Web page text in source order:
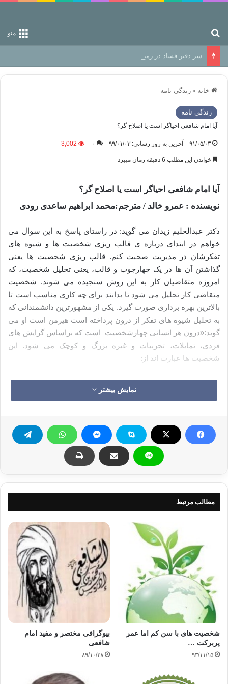
منو
سر دفتر فساد در زمین‌، دوری وکناره‌گیری از راه خداست‌!
خانه » زندگی نامه
زندگی نامه
آیا امام شافعی احیاگر است یا اصلاح گر؟
۹۱/۰۵/۰۳ آخرین به روز رسانی: ۹۹/۰۱/۰۳ ۰ 3,002
خواندن این مطلب 6 دقیقه زمان میبرد
آیا امام شافعی احیاگر است یا اصلاح گر؟
نویسنده : عمرو خالد / مترجم:محمد ابراهیم ساعدی رودی
دکتر عبدالحلیم زیدان می گوید: در راستای پاسخ به این سوال می
خواهم در ابتدای درباره ی قالب ریزی شخصیت ها و شیوه های
تفکرشان در مدیریت صحبت کنم. قالب ریزی شخصیت ها یعنی
گذاشتن آن ها در یک چهارچوب و قالب، یعنی تحلیل شخصیت، که
امروزه متقاضیان کار به این روش سنجیده می شوند. شخصیت
متقاضی کار تحلیل می شود تا بدانند برای چه کاری مناسب است تا
بالاترین بهره برداری صورت گیرد. یکی از مشهورترین دانشمندانی که
به تحلیل شیوه های تفکر از درون پرداخته است هیرمن است او می
گوید:«درون هر انسانی چهارشخصیت است که براساس گرایش های
فردی، تمایلات، تجربیات و غیره بزرگ و کوچک می شود. این
شخصیت ها عبارت اند از:
· شخصیت مجرد و تماثلی
· شخصیت عاطفی و تمایلی
· شخصیت مرتب محافظ
این شخصیت ها در هر انسانی موجود است، ولی موضع گیری های
معینی است که یکی از این شخصیت ها بر شخصیت های دیگر فایق
می آید یا یک شخصیت پس رفت می کند تا دیگری جای او را بگیرد.
شخصیت اول تحلیلی، توضیحی، افزون خواه، منطقی، نقاد، واقع
گرا، روراست، دوست دار آمار و ارقام، دانا به زبان پول و طبیعت
عمل اشیا است.
اما شخصیت تجربی و تخیلی: به کم قانع نیست و می اندیشد ،به بهتر
شدن و تنوع اهمیت می دهد در افکار و ادراک نوآور و اقدام کننده
است، تحلیل می کند، به مخاطره می اندازد ، ریسک می کند، شاید
بی پروایی کند، آداب و سنت ها را به هم می زند و دوست دارد
اطلاعات عالی کسب کند.
نمایش بیشتر
مطالب مرتبط
شخصیت های با سن کم اما عمر
پربرکت …
۹۳/۱۱/۱۵
بیوگرافی مختصر و مفید امام
شافعی
۸۹/۱۰/۲۸